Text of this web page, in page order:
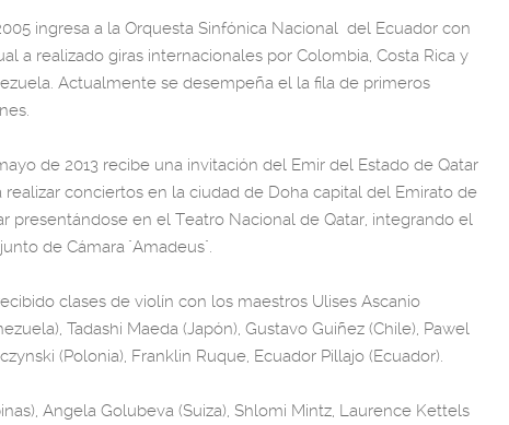
ingresa a la Orquesta Sinfónica Nacional del Ecuador con
a realizado giras internacionales por Colombia, Costa Rica y
Actualmente se desempeña el la fila de primeros
de 2013 recibe una invitación del Emir del Estado de Qatar
realizar conciertos en la ciudad de Doha capital del Emirato de
presentándose en el Teatro Nacional de Qatar, integrando el
de Cámara "Amadeus".
clases de violín con los maestros Ulises Ascanio
Tadashi Maeda (Japón), Gustavo Guiñez (Chile), Pawel
(Polonia), Franklin Ruque, Ecuador Pillajo (Ecuador).
Angela Golubeva (Suiza), Shlomi Mintz, Laurence Kettels